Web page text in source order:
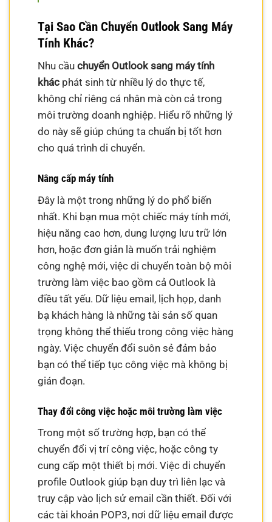
Tại Sao Cần Chuyển Outlook Sang Máy
Tính Khác?
Nhu cầuchuyển Outlook sang máy tính
khác phát sinh từ nhiều lý do thực tế,
không chỉ riêng cá nhân mà còn cả trong
môi trường doanh nghiệp. Hiểu rõ những lý
do này sẽ giúp chúng ta chuẩn bị tốt hơn
cho quá trình di chuyển.
Nâng cấp máy tính
Đây là một trong những lý do phổ biến
nhất. Khi bạn mua một chiếc máy tính mới,
hiệu năng cao hơn, dung lượng lưu trữ lớn
hơn, hoặc đơn giản là muốn trải nghiệm
công nghệ mới, việc di chuyển toàn bộ môi
trường làm việc bao gồm cả Outlook là
điều tất yếu. Dữ liệu email, lịch họp, danh
bạ khách hàng là những tài sản số quan
trọng không thể thiếu trong công việc hàng
ngày. Việc chuyển đổi suôn sẻ đảm bảo
bạn có thể tiếp tục công việc mà không bị
gián đoạn.
Thay đổi công việc hoặc môi trường làm việc
Trong một số trường hợp, bạn có thể
chuyển đổi vị trí công việc, hoặc công ty
cung cấp một thiết bị mới. Việc di chuyển
profile Outlook giúp bạn duy trì liên lạc và
truy cập vào lịch sử email cần thiết. Đối với
các tài khoản POP3, nơi dữ liệu email được